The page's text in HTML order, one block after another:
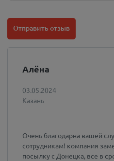
Отправить отзыв
Алёна
03.05.2024
Казань
Очень благодарна вашей
сотрудникам! компания
посылку с Донецка, все в